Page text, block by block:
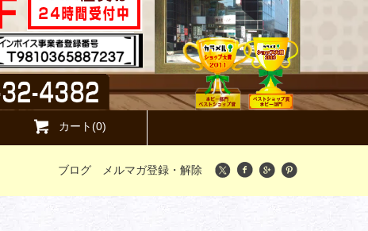
カート(0)
ブログ メルマガ登録・解除